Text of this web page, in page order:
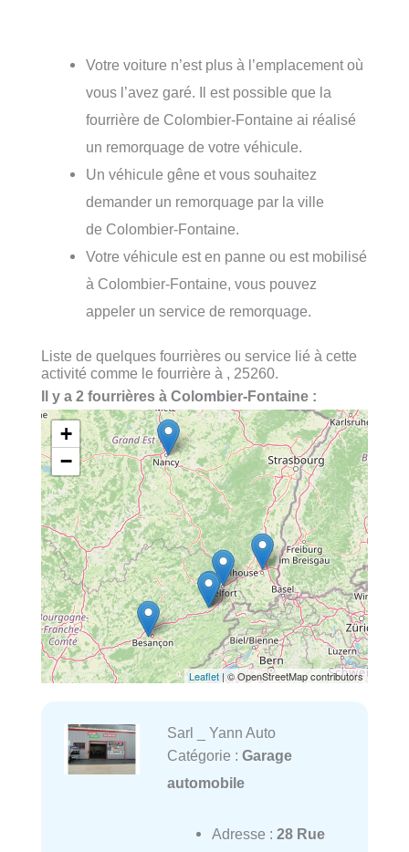
Votre voiture n’est plus à l’emplacement où
vous l’avez garé. Il est possible que la
fourrière de Colombier-Fontaine ai réalisé
un remorquage de votre véhicule.
Un véhicule gêne et vous souhaitez
demander un remorquage par la ville
de Colombier-Fontaine.
Votre véhicule est en panne ou est mobilisé
à Colombier-Fontaine, vous pouvez
appeler un service de remorquage.
Liste de quelques fourrières ou service lié à cette
activité comme le fourrière à , 25260.
Il y a 2 fourrières à Colombier-Fontaine :
+
−
Leaflet| © OpenStreetMap contributors
Sarl _ Yann Auto
Catégorie : Garage
automobile
Adresse : 28 Rue